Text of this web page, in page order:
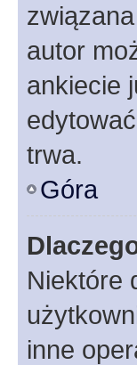
autor
ankiecie
trwa.
Góra
Niektóre
inne